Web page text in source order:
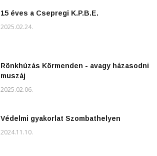
15 éves a Csepregi K.P.B.E.
2025.02.24.
Rönkhúzás Körmenden - avagy házasodni
muszáj
2025.02.06.
Védelmi gyakorlat Szombathelyen
2024.11.10.